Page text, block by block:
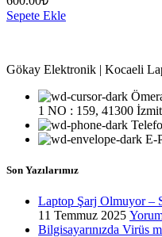
Sepete Ekle
Gökay Elektronik | Kocaeli
1 NO : 159, 41300
E-
Son Yazılarımız
Laptop Şarj Olmuyor –
11 Temmuz 2025
Bilgisayarınızda Virüs